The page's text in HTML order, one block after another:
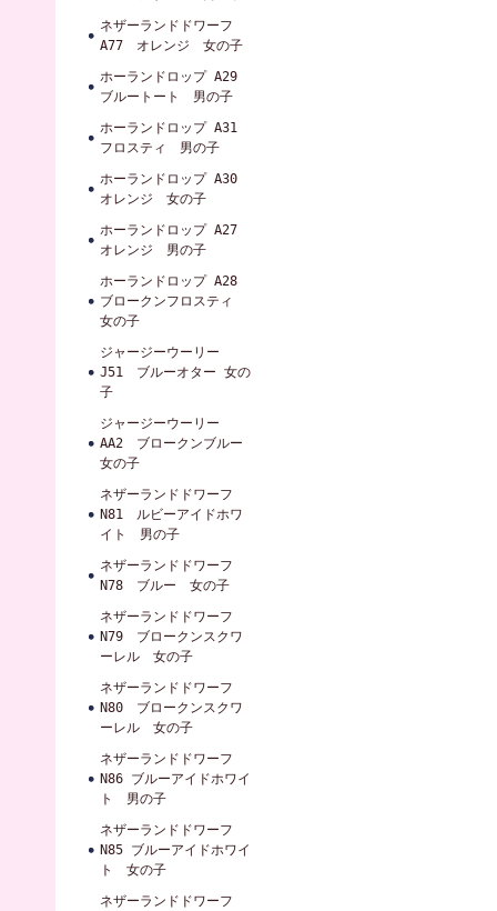
ネザーランドドワーフ
A77 オレンジ 女の子
ホーランドロップ A29
ブルートート 男の子
ホーランドロップ A31
フロスティ 男の子
ホーランドロップ A30
オレンジ 女の子
ホーランドロップ A27
オレンジ 男の子
ホーランドロップ A28
ブロークンフロスティ
女の子
ジャージーウーリー
J51 ブルーオター 女の
子
ジャージーウーリー
AA2 ブロークンブルー
女の子
ネザーランドドワーフ
N81 ルビーアイドホワ
イト 男の子
ネザーランドドワーフ
N78 ブルー 女の子
ネザーランドドワーフ
N79 ブロークンスクワ
ーレル 女の子
ネザーランドドワーフ
N80 ブロークンスクワ
ーレル 女の子
ネザーランドドワーフ
N86 ブルーアイドホワイ
ト 男の子
ネザーランドドワーフ
N85 ブルーアイドホワイ
ト 女の子
ネザーランドドワーフ